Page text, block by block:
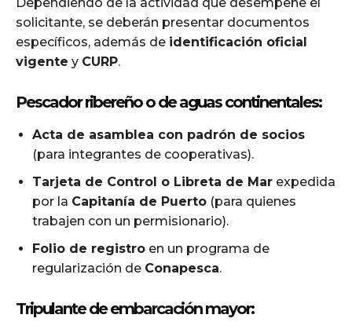
Dependiendo de la actividad que desempeñe el
solicitante, se deberán presentar documentos
específicos, además de identificación oficial
vigente y CURP.
Pescador ribereño o de aguas continentales:
Acta de asamblea con padrón de socios
(para integrantes de cooperativas).
Tarjeta de Control o Libreta de Mar expedida
por la Capitanía de Puerto (para quienes
trabajen con un permisionario).
Folio de registro en un programa de
regularización de Conapesca.
Tripulante de embarcación mayor: